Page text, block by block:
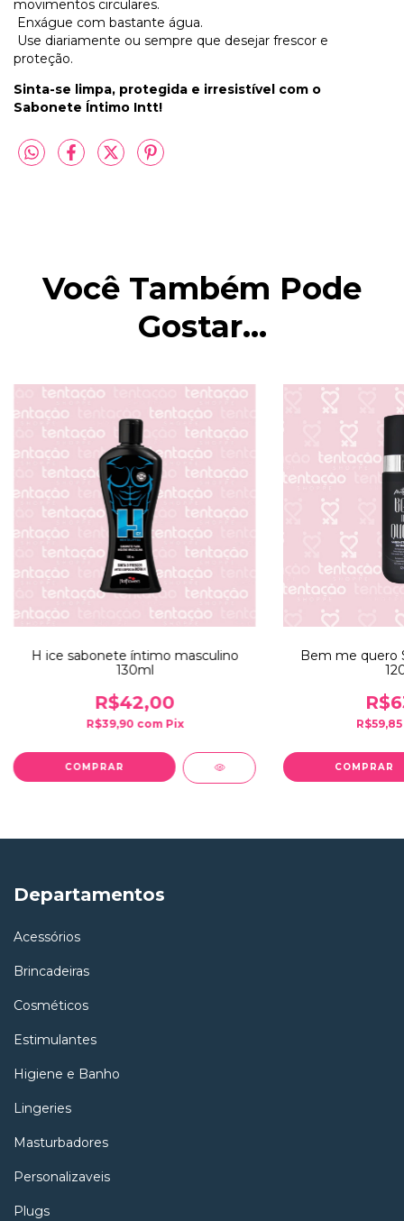
movimentos circulares.
Enxágue com bastante água.
Use diariamente ou sempre que desejar frescor e
proteção.
Sinta-se limpa, protegida e irresistível com o
Sabonete Íntimo Intt!
Você Também Pode
Gostar...
H ice sabonete íntimo masculino
130ml
R$42,00
R$39,90 com Pix
Bem me quero
R$59,85
Departamentos
Acessórios
Brincadeiras
Cosméticos
Estimulantes
Higiene e Banho
Lingeries
Masturbadores
Personalizaveis
Plugs